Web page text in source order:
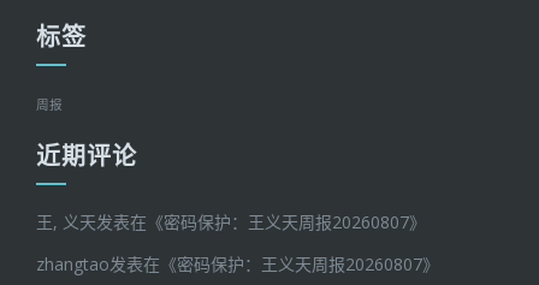
标签
周报
近期评论
王, 义天发表在《密码保护：王义天周报20260807》
zhangtao发表在《密码保护：王义天周报20260807》